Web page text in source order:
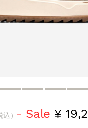
込） Sale ¥